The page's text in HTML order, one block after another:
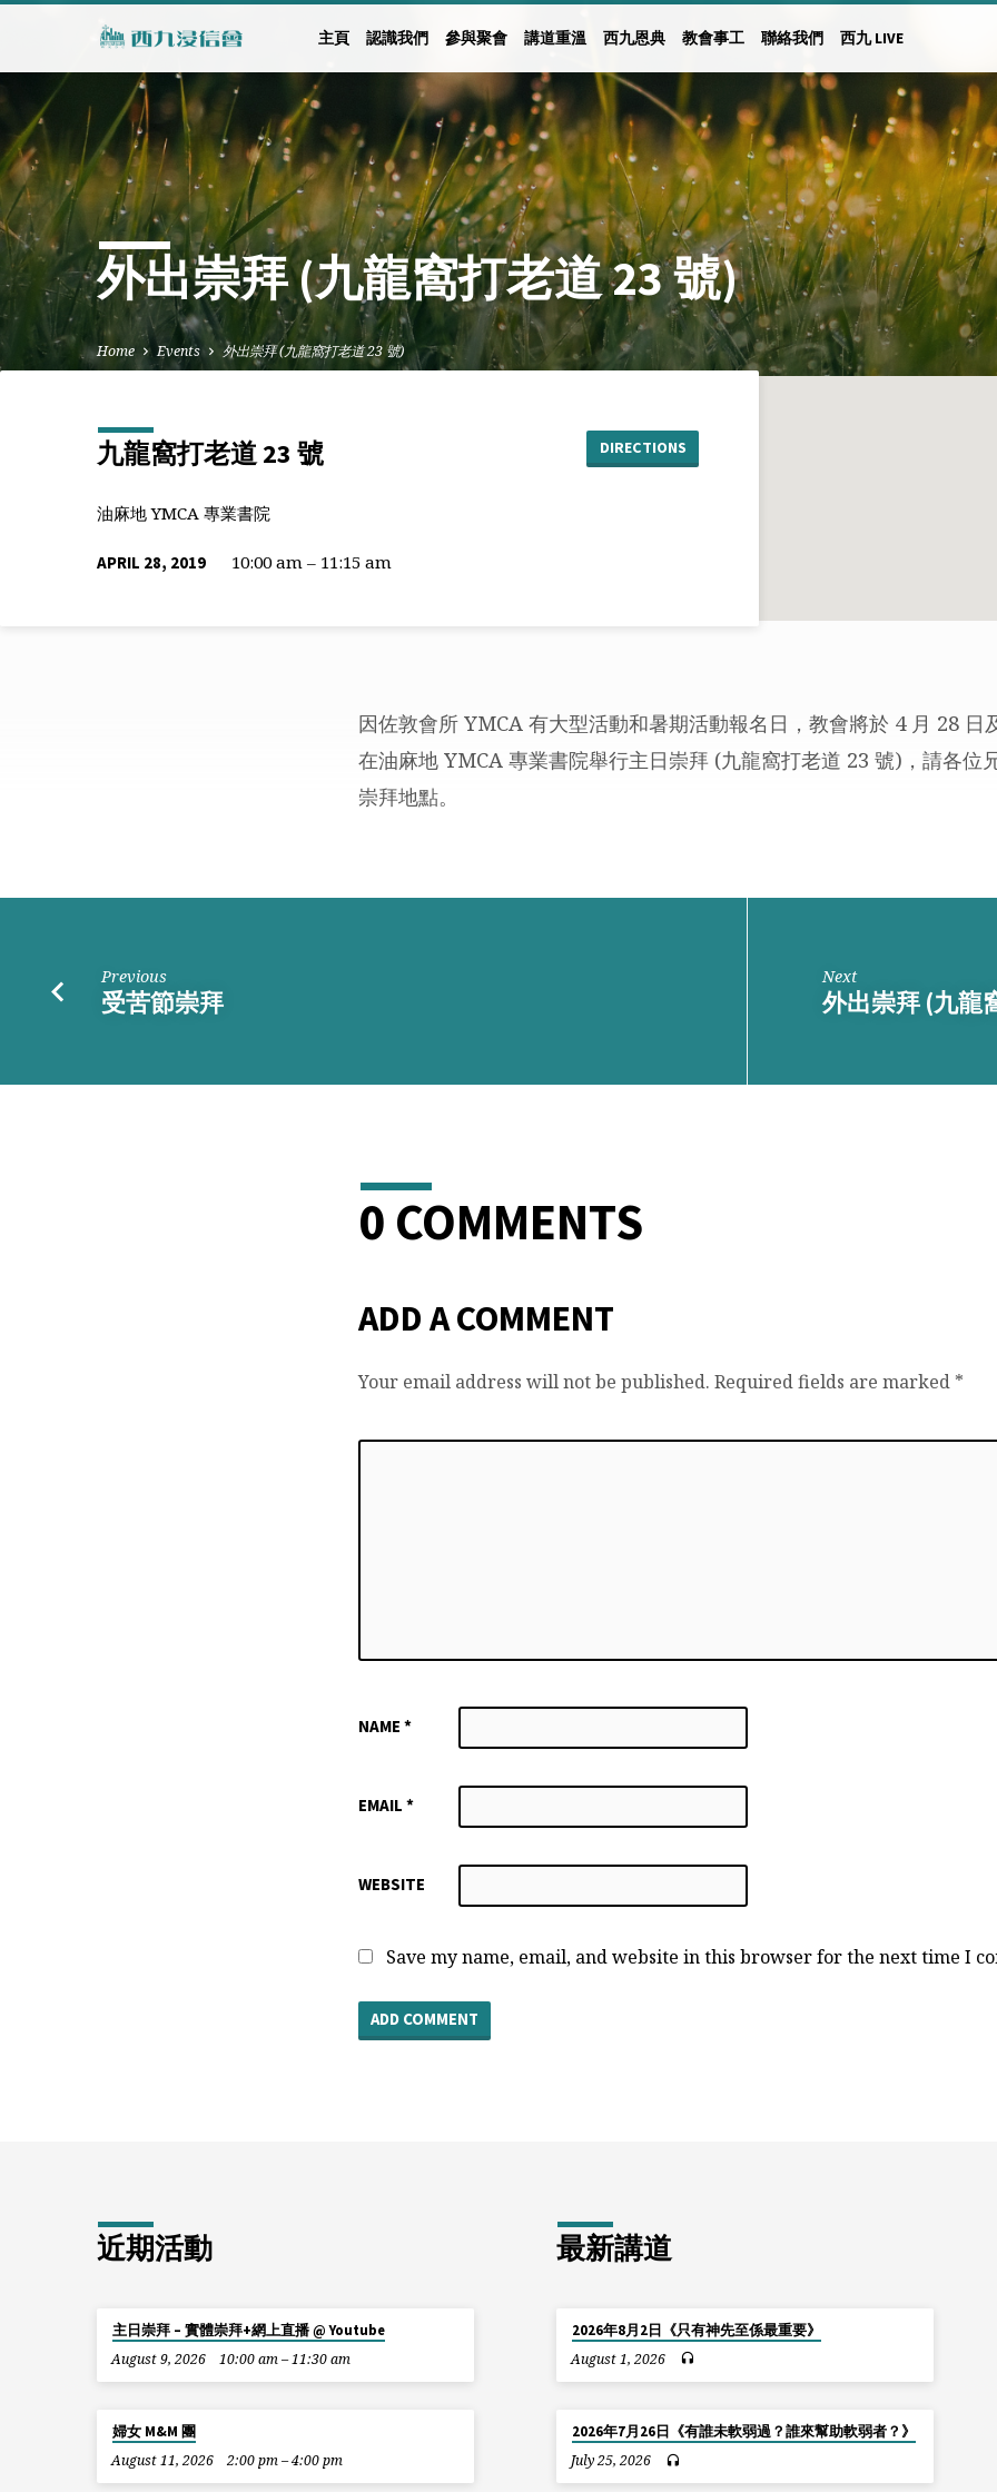
主頁 認識我們 參與聚會 講道重溫 西九恩典 教會事工 聯絡我們 西九 LIVE
外出崇拜 (九龍窩打老道 23 號)
Home Events 外出崇拜 (九龍窩打老道 23 號)
九龍窩打老道 23 號 DIRECTIONS
油麻地 YMCA 專業書院
APRIL 28, 2019 10:00 am – 11:15 am
(九
窩
因佐敦會所 YMCA 有大型活動和暑期活動報名日，教會將於 4 月 28 日
在油麻地 YMCA 專業書院舉行主日崇拜 (九龍窩打老道 23 號)，請各位
崇拜地點。
Previous
受苦節崇拜
Next
外出崇拜 (九龍
0 COMMENTS
ADD A COMMENT
Your email address will not be published. Required fields are marked *
NAME *
EMAIL *
WEBSITE
Save my name, email, and website in this browser for the next time I
近期活動
主日崇拜 – 實體崇拜+網上直播 @ Youtube
August 9, 2026
10:00 am – 11:30 am
婦女 M&M 團
August 11, 2026
2:00 pm – 4:00 pm
最新講道
2026年8月2日《只有神先至係最重要》
August 1, 2026
2026年7月26日《有誰未軟弱過？誰來幫助軟弱者？》
July 25, 2026